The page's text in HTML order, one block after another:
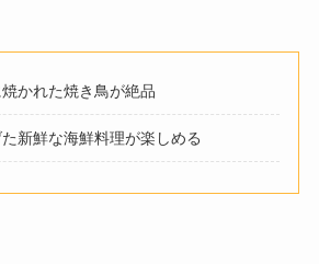
かれた焼き鳥が絶品
新鮮な海鮮料理が楽しめる